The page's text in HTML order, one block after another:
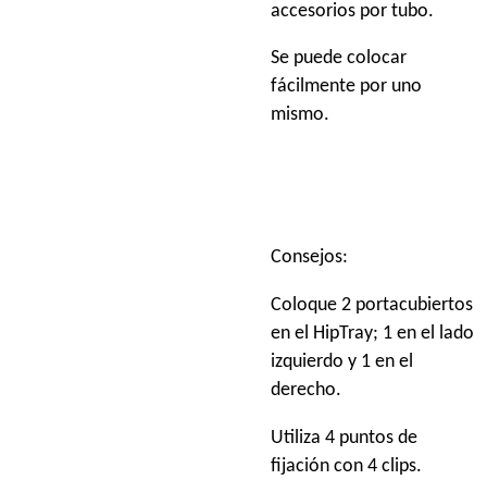
accesorios por tubo.
Se puede colocar
fácilmente por uno
mismo.
Consejos:
Coloque 2 portacubiertos
en el HipTray; 1 en el lado
izquierdo y 1 en el
derecho.
Utiliza 4 puntos de
fijación con 4 clips.